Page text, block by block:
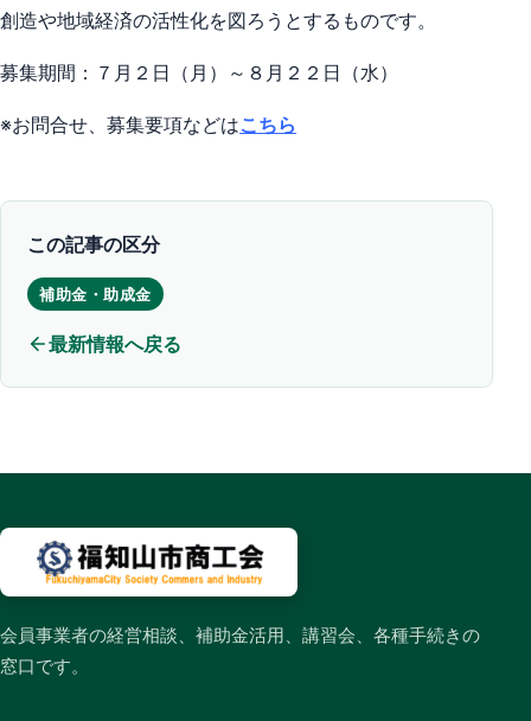
創造や地域経済の活性化を図ろうとするものです。
募集期間：７月２日（月）～８月２２日（水）
※お問合せ、募集要項などはこちら
この記事の区分
補助金・助成金
最新情報へ戻る
会員事業者の経営相談、補助金活用、講習会、各種手続きの
窓口です。